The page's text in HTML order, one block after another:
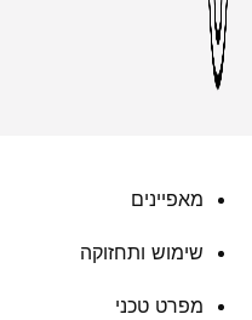
מאפיינים
שימוש ותחזוקה
מפרט טכני